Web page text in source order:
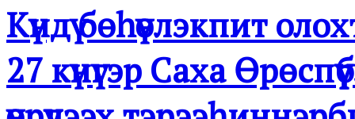
Күндү бөһүөлэкпит
27 күнүгэр Саха